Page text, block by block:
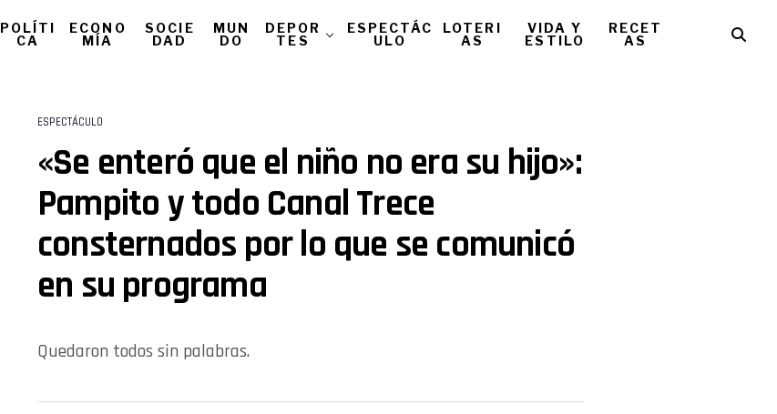
POLÍTI
CA
ECONO
MÍA
SOCIE
DAD
MUN
DO
DEPOR
TES
ESPECTÁC
ULO
LOTERI
AS
VIDA Y
ESTILO
RECET
AS
ESPECTÁCULO
«Se enteró que el niño no era su hijo»:
Pampito y todo Canal Trece
consternados por lo que se comunicó
en su programa
Quedaron todos sin palabras.